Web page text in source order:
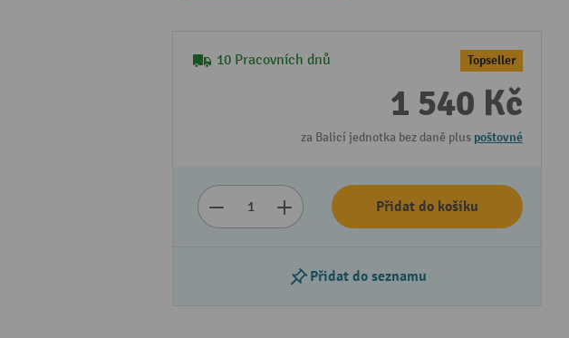
10 Pracovních dnů Topseller
1 540 Kč
za Balicí jednotka bez daně plus poštovné
Přidat do košíku
Přidat do seznamu